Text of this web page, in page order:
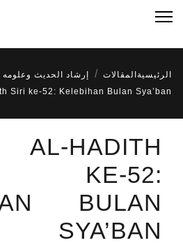
الرئيسية المقالات
إرشاد الحديث وعلومه
Siri ke-52: Kelebihan Bulan Sya’ban
AL-HADITH
52:
BULAN
SYA’BAN